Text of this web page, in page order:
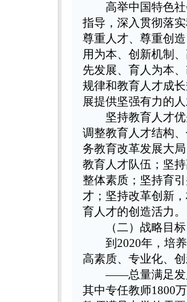
高举中国特色社
指导，深入贯彻落
尊重人才、尊重创
用为本、创新机制
先发展、育人为本
规律和教育人才成
展提供坚强有力的
坚持教育人才优
调整教育人才结构
务教育改革发展大
教育人才队伍；坚
整体素质；坚持育
才；坚持改革创新
育人才的创造活力。
（二）战略目
到2020年，培养
高素质、专业化、
——总量满足发
其中专任教师1800